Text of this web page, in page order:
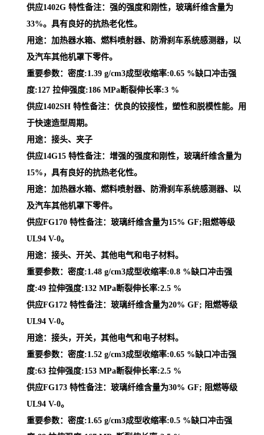
供应1402G 特性备注：强的强度和刚性，玻璃纤维含量为
33%。具有良好的抗热老化性。
用途：加热器水箱、燃料喷射器、防滑刹车系统感测器，以
及汽车其他机罩下零件。
重要参数：密度:1.39 g/cm3成型收缩率:0.65 %缺口冲击强
度:127 拉伸强度:186 MPa断裂伸长率:3 %
供应1402SH 特性备注：优良的铰接性，塑性和脱模性能。用
于快速造型周期。
用途：接头、夹子
供应14G15 特性备注：增强的强度和刚性，玻璃纤维含量为
15%，具有良好的抗热老化性。
用途：加热器水箱、燃料喷射器、防滑刹车系统感测器、以
及汽车其他机罩下零件。
供应FG170 特性备注：玻璃纤维含量为15% GF;阻燃等级
UL94 V-0。
用途：接头、开关、其他电气和电子材料。
重要参数：密度:1.48 g/cm3成型收缩率:0.8 %缺口冲击强
度:49 拉伸强度:132 MPa断裂伸长率:2.5 %
供应FG172 特性备注：玻璃纤维含量为20% GF; 阻燃等级
UL94 V-0。
用途：接头，开关，其他电气和电子材料。
重要参数：密度:1.52 g/cm3成型收缩率:0.65 %缺口冲击强
度:63 拉伸强度:153 MPa断裂伸长率:2.5 %
供应FG173 特性备注：玻璃纤维含量为30% GF; 阻燃等级
UL94 V-0。
重要参数：密度:1.65 g/cm3成型收缩率:0.5 %缺口冲击强